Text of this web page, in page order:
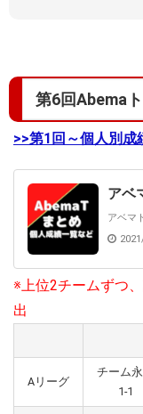
第6回Abema
>>第1回～個人別成
アベ
アベマ
※上位2チームずつ
出
Aリーグ
チーム
1-1